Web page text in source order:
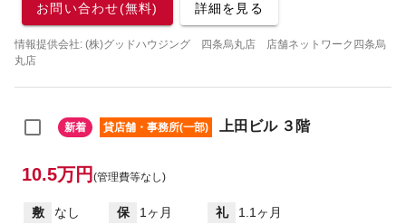
お問い合わせ(無料) 詳細を見る
情報提供会社: (株)グッドハウジング 四条烏丸店 店舗ネットワーク四条烏
丸店
新着 貸店舗・事務所(一部) 上田ビル ３階
10.5万円 (管理費等なし)
敷 なし 保 1ヶ月 礼
1.1ヶ月